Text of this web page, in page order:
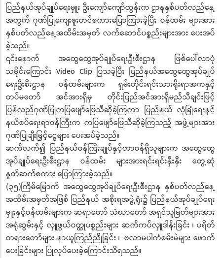
ပြည်နယ်အုပ်ချုပ်ရေးမှူး ဦးကျော်ကျော်ထွန်းက ဌာနနှစ်ပတ်လည်နေ့
အတွက် ဂုဏ်ပြုကျေးဇူးတင်စကားပြောကြားခဲ့ပြီး ဝန်ထမ်း များအား
နှစ်ပတ်လည်နေ့အထိမ်းအမှတ် လက်ဆောင်ပစ္စည်းများအား ပေးအပ်
ခဲ့သည်။
၎င်းနောက် အထွေထွေအုပ်ချုပ်ရေးဦးစီးဌာန ဖြစ်ပေါ်လာပုံ
သမိုင်းကြောင်း Video Clip ပြသခဲ့ပြီး ပြည်နယ်အထွေထွေအုပ်ချုပ်
ရေးဦးစီးဌာန ဝန်ထမ်းများက ရှမ်းတိုင်းရင်းသားရိုးရာအကနှင့်
တပ်မတော် အင်အားရှိမှ တိုင်းပြည်အင်အားရှိမည်သီချင်းဖြင့်
ပြန်လည်ဂုဏ်ပြုကပြဖျော်ဖြေသီဆိုခဲ့ကြကာ ပြည်နယ် လုံခြုံရေးနှင့်
နယ်စပ်ရေးရာဝန်ကြီးက ကပြဖျော်ဖြေသီဆိုခဲ့ကြသည့် အဖွဲ့များအား
ဂုဏ်ပြုချီးမြှင့်ငွေများ ပေးအပ်ခဲ့သည်။
ဆက်လက်၍ ပြည်နယ်ဝန်ကြီးချုပ်နှင့်တာဝန်ရှိသူများက အထွေထွေ
အုပ်ချုပ်ရေးဦးစီးဌာန ဝန်ထမ်း များအားရင်းရင်းနှီးနှီး တွေ့ဆုံ
နှုတ်ဆက်စကား ပြောကြားခဲ့သည်။
(၃၅)ကြိမ်မြောက် အထွေထွေအုပ်ချုပ်ရေးဦးစီးဌာန နှစ်ပတ်လည်နေ့
အထိမ်းအမှတ်အဖြစ် ပြည်နယ် အစိုးရအဖွဲ့ရုံး၌ ပြည်နယ်အုပ်ချုပ်ရေး
မှူးနှင့်ဝန်ထမ်းများက ဆရာတော် သံဃာတော် အရှင်သူမြတ်များအား
အရုံဆွမ်းနှင့် လှူဖွယ်ဝတ္ထုပစ္စည်းများ ဆက်ကပ်လှူဒါန်းခြင်း ၊ ပရိတ်
တရားတော်များ နာယူကြည်ညိုခြင်း ၊ ဗလာမပါကံစမ်းမဲများ ဖောက်
ပေးခြင်းများ ပြုလုပ်ပေးခဲ့ကြောင်းသိရသည်။